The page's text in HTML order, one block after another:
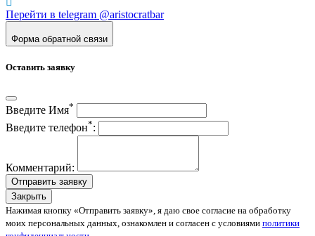
Перейти в telegram @aristocratbar
Форма обратной связи
Оставить заявку
Введите Имя*
Введите телефон*:
Комментарий:
Отправить заявку
Закрыть
Нажимая кнопку «Отправить заявку», я даю свое согласие на обработку
моих персональных данных, ознакомлен и согласен с условиями политики